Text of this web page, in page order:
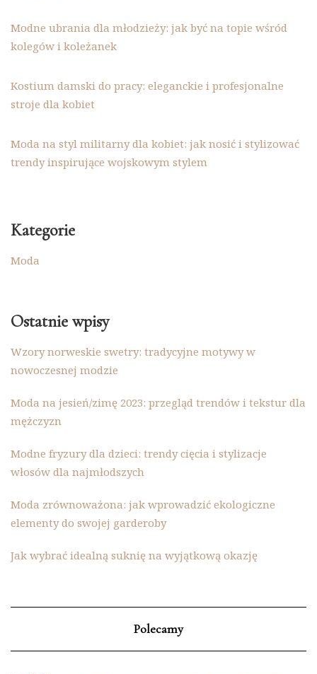
Modne ubrania dla młodzieży: jak być na topie wśród
kolegów i koleżanek
Kostium damski do pracy: eleganckie i profesjonalne
stroje dla kobiet
Moda na styl militarny dla kobiet: jak nosić i stylizować
trendy inspirujące wojskowym stylem
Kategorie
Moda
Ostatnie wpisy
Wzory norweskie swetry: tradycyjne motywy w
nowoczesnej modzie
Moda na jesień/zimę 2023: przegląd trendów i tekstur dla
mężczyzn
Modne fryzury dla dzieci: trendy cięcia i stylizacje
włosów dla najmłodszych
Moda zrównoważona: jak wprowadzić ekologiczne
elementy do swojej garderoby
Jak wybrać idealną suknię na wyjątkową okazję
Polecamy